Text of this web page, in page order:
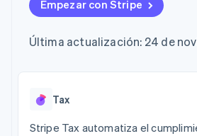
Authorization
Boost
de aceptación
acelerado
Recognition
Stripe
Marketplaces
Plataformas
SaaS
Gestionar
Ofrecer cobro por
consumo
respaldadas por
con agentes
Empresa
producto
Sessions
Empezar con Stripe
Última actualización: 24 de
Tax
Stripe Tax automatiza el